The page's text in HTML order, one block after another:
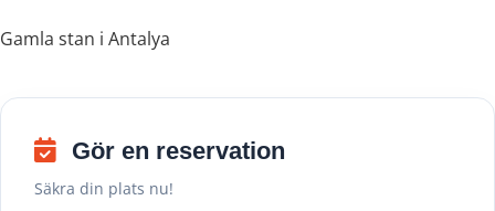
Gamla stan i Antalya
Gör en reservation
Säkra din plats nu!